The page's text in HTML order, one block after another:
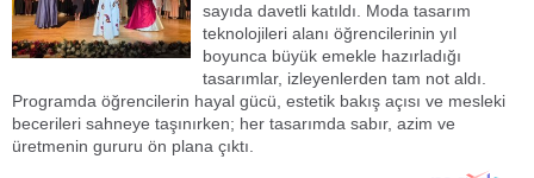
sayıda davetli katıldı. Moda tasarım
teknolojileri alanı öğrencilerinin yıl
boyunca büyük emekle hazırladığı
tasarımlar, izleyenlerden tam not aldı.
Programda öğrencilerin hayal gücü, estetik bakış açısı ve mesleki
becerileri sahneye taşınırken; her tasarımda sabır, azim ve
üretmenin gururu ön plana çıktı.